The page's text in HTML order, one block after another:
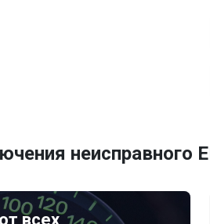
неисправного
всех